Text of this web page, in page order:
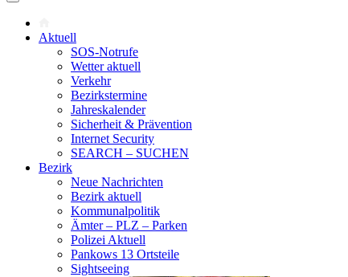
Aktuell
SOS-Notrufe
Wetter aktuell
Verkehr
Bezirkstermine
Jahreskalender
Sicherheit & Prävention
Internet Security
SEARCH – SUCHEN
Bezirk
Neue Nachrichten
Bezirk aktuell
Kommunalpolitik
Ämter – PLZ – Parken
Polizei Aktuell
Pankows 13 Ortsteile
Sightseeing